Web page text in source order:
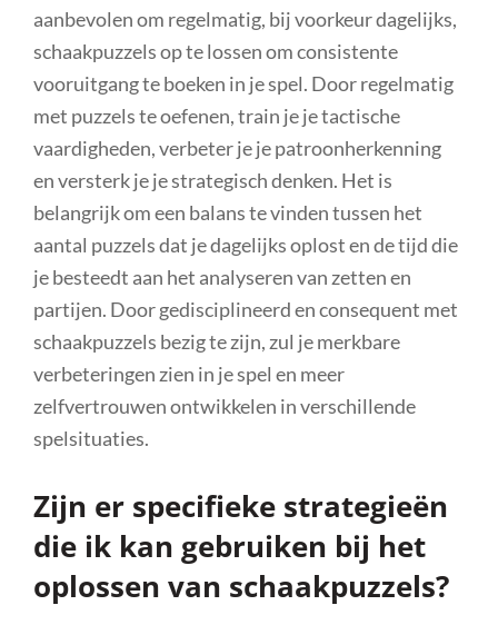
aanbevolen om regelmatig, bij voorkeur dagelijks,
schaakpuzzels op te lossen om consistente
vooruitgang te boeken in je spel. Door regelmatig
met puzzels te oefenen, train je je tactische
vaardigheden, verbeter je je patroonherkenning
en versterk je je strategisch denken. Het is
belangrijk om een balans te vinden tussen het
aantal puzzels dat je dagelijks oplost en de tijd die
je besteedt aan het analyseren van zetten en
partijen. Door gedisciplineerd en consequent met
schaakpuzzels bezig te zijn, zul je merkbare
verbeteringen zien in je spel en meer
zelfvertrouwen ontwikkelen in verschillende
spelsituaties.
Zijn er specifieke strategieën
die ik kan gebruiken bij het
oplossen van schaakpuzzels?